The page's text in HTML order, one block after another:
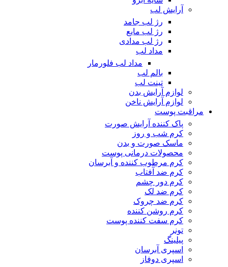
آرایش لب
رژ لب جامد
رژ لب مایع
رژ لب مدادی
مداد لب
مداد لب فلورمار
بالم لب
تینت لب
لوازم آرایش بدن
لوازم آرایش ناخن
مراقبت پوست
پاک کننده آرایش صورت
کرم شب و روز
ماسک صورت و بدن
محصولات درمانی پوست
کرم مرطوب کننده و آبرسان
کرم ضد آفتاب
کرم دور چشم
کرم ضد لک
کرم ضد چروک
کرم روشن کننده
کرم سفت کننده پوست
تونر
پیلینگ
اسپری آبرسان
اسپری دوفاز